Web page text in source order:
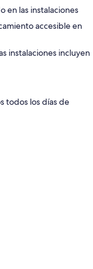
en las instalaciones
accesible en
instalaciones incluyen
todos los días de